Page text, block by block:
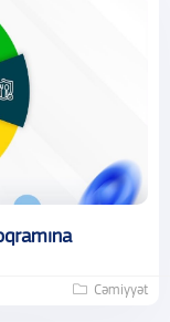
Cəmiyyət